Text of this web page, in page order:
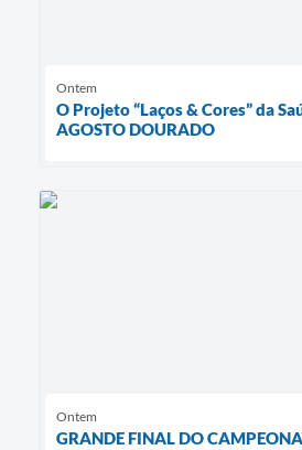
Ontem
O Projeto “Laços & Cores” da
AGOSTO DOURADO
Ontem
GRANDE FINAL DO